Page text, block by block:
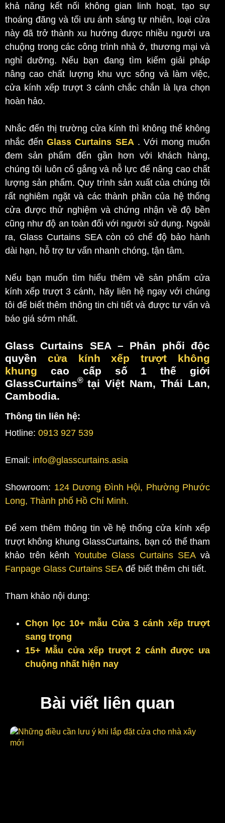
khả năng kết nối không gian linh hoạt, tạo sự
thoáng đãng và tối ưu ánh sáng tự nhiên, loại cửa
này đã trở thành xu hướng được nhiều người ưa
chuộng trong các công trình nhà ở, thương mại và
nghỉ dưỡng. Nếu bạn đang tìm kiếm giải pháp
nâng cao chất lượng khu vực sống và làm việc,
cửa kính xếp trượt 3 cánh chắc chắn là lựa chọn
hoàn hảo.
Nhắc đến thị trường cửa kính thì không thể không
nhắc đếnGlass Curtains SEA . Với mong muốn
đem sản phẩm đến gần hơn với khách hàng,
chúng tôi luôn cố gắng và nỗ lực để nâng cao chất
lượng sản phẩm. Quy trình sản xuất của chúng tôi
rất nghiêm ngặt và các thành phần của hệ thống
cửa được thử nghiệm và chứng nhận về độ bền
cũng như độ an toàn đối với người sử dụng. Ngoài
ra, Glass Curtains SEA còn có chế độ bảo hành
dài hạn, hỗ trợ tư vấn nhanh chóng, tận tâm.
Nếu bạn muốn tìm hiểu thêm về sản phẩm cửa
kính xếp trượt 3 cánh, hãy liên hệ ngay với chúng
tôi để biết thêm thông tin chi tiết và được tư vấn và
báo giá sớm nhất.
Glass Curtains SEA – Phân phối độc
quyền cửa kính xếp trượt không
khung cao cấp số 1 thế giới
GlassCurtains® tại Việt Nam, Thái Lan,
Cambodia.
Thông tin liên hệ:
Hotline: 0913 927 539
Email: info@glasscurtains.asia
Showroom: 124 Dương Đình Hội, Phường Phước
Long, Thành phố Hồ Chí Minh.
Để xem thêm thông tin về hệ thống cửa kính xếp
trượt không khung GlassCurtains, bạn có thể tham
khảo trên kênh Youtube Glass Curtains SEAvà
Fanpage Glass Curtains SEA để biết thêm chi tiết.
Tham khảo nội dung:
Chọn lọc 10+ mẫu Cửa 3 cánh xếp trượt
sang trọng
15+ Mẫu cửa xếp trượt 2 cánh được ưa
chuộng nhất hiện nay
Bài viết liên quan